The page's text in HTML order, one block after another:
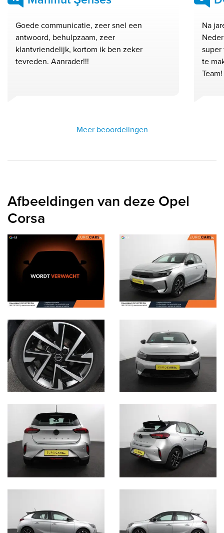
Goede communicatie, zeer snel een
antwoord, behulpzaam, zeer
klantvriendelijk, kortom ik ben zeker
tevreden. Aanrader!!!
Na
te
Team!
Meer beoordelingen
Afbeeldingen van deze Opel
Corsa